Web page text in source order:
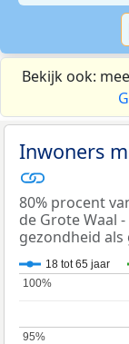
Bekijk ook:
Inwoners
80% procent
de Grote Waal
gezondheid
18 tot 65 jaar
95%
95%
100%
100%